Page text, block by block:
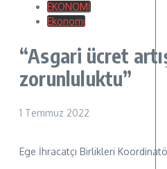
EKONOMİ
Ekonomi
“Asgari ücret
zorunluluktu”
1 Temmuz 2022
Ege İhracatçı Birlikleri